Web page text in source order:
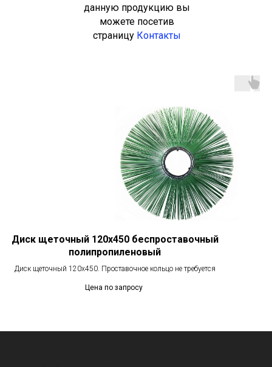
данную продукцию вы
можете посетив
страницу Контакты
Диск щеточный 120х450 беспроставочный
полипропиленовый
Диск щеточный 120х450. Проставочное кольцо не требуется
Цена по запросу